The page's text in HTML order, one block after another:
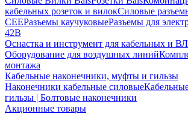
кабельных розеток и вилокСиловые
CEEРазъемы каучуковыеРазъемы для
42В
Оснастка и инструмент для кабельных и
Оборудование для воздушных линий
монтажа
Кабельные наконечники, муфты и гильзы
Наконечники кабельные силовые
гильзы | Болтовые наконечники
Акционные товары